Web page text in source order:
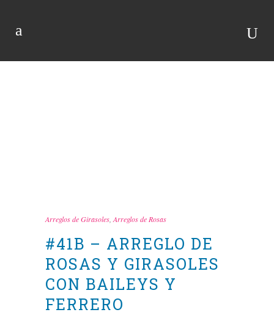
Arreglos de Girasoles Arreglos de Rosas
#41B – ARREGLO DE
ROSAS Y GIRASOLES
CON BAILEYS Y
FERRERO